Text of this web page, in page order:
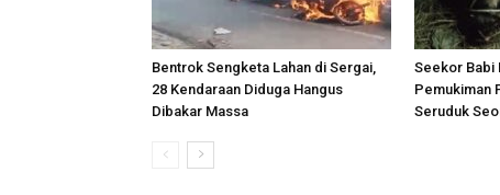
Bentrok Sengketa Lahan di Sergai,
28 Kendaraan Diduga Hangus
Dibakar Massa
Seekor Babi
Pemukiman
Seruduk